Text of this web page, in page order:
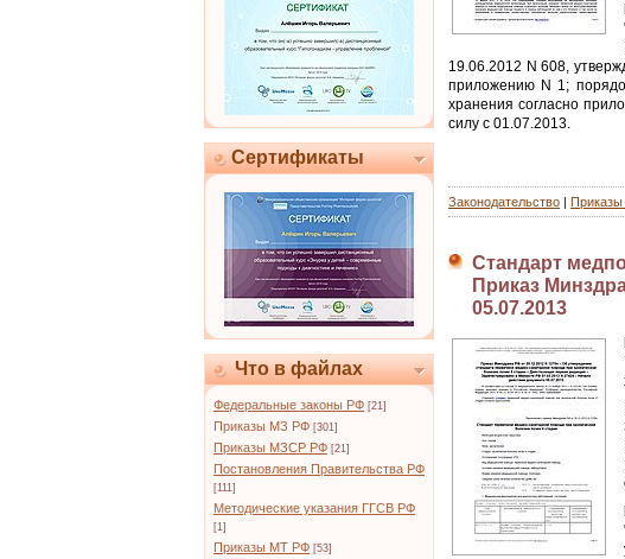
Сертификаты
Что в файлах
Федеральные законы РФ [21]
Приказы МЗ РФ [301]
Приказы МЗСР РФ [21]
Постановления Правительства РФ
[111]
Методические указания ГГСВ РФ
[1]
Приказы МТ РФ [53]
19.06.2012 N 608,
приложению N 1;
хранения согласно
силу с 01.07.2013.
Законодательство |
Стандарт
Приказ
05.07.2013